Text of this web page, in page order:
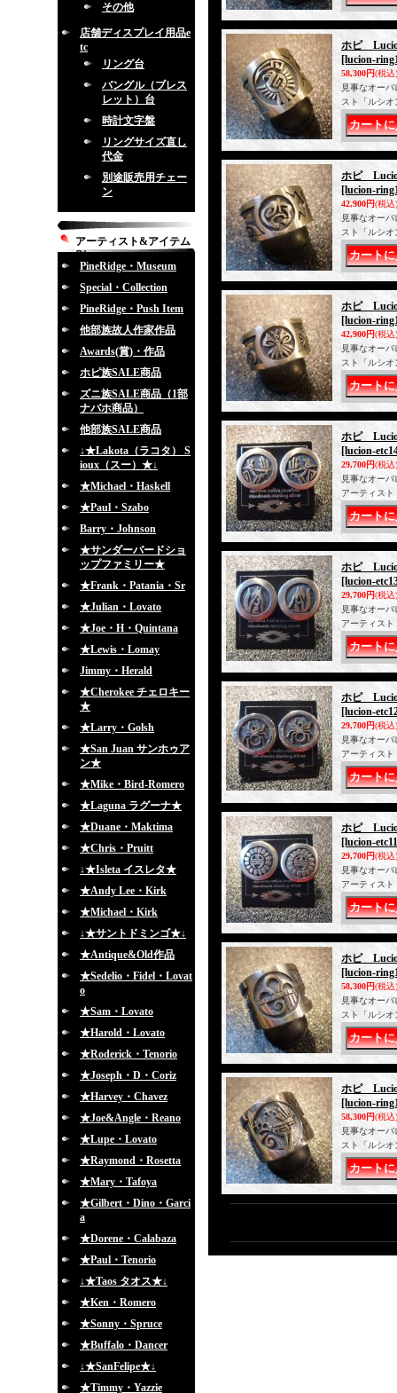
その他
店舗ディスプレイ用品e
tc
リング台
バングル（ブレス
レット）台
時計文字盤
リングサイズ直し
代金
別途販売用チェー
ン
アーティスト&アイテム
別
PineRidge・Museum
Special・Collection
PineRidge・Push Item
他部族故人作家作品
Awards(賞)・作品
ホピ族SALE商品
ズニ族SALE商品（1部
ナバホ商品）
他部族SALE商品
↓★Lakota（ラコタ） S
ioux（スー）★↓
★Michael・Haskell
★Paul・Szabo
Barry・Johnson
★サンダーバードショ
ップファミリー★
★Frank・Patania・Sr
★Julian・Lovato
★Joe・H・Quintana
★Lewis・Lomay
Jimmy・Herald
★Cherokee チェロキー
★
★Larry・Golsh
★San Juan サンホゥア
ン★
★Mike・Bird-Romero
★Laguna ラグーナ★
★Duane・Maktima
★Chris・Pruitt
↓★Isleta イスレタ★
★Andy Lee・Kirk
★Michael・Kirk
↓★サントドミンゴ★↓
★Antique&Old作品
★Sedelio・Fidel・Lovat
o
★Sam・Lovato
★Harold・Lovato
★Roderick・Tenorio
★Joseph・D・Coriz
★Harvey・Chavez
★Joe&Angle・Reano
★Lupe・Lovato
★Raymond・Rosetta
★Mary・Tafoya
★Gilbert・Dino・Garci
a
★Dorene・Calabaza
★Paul・Tenorio
↓★Taos タオス★↓
★Ken・Romero
★Sonny・Spruce
★Buffalo・Dancer
↓★SanFelipe★↓
★Timmy・Yazzie
ホピ
[lucion-
58,300円(税込)
見事なオー
スト「ルシ
ホピ
[lucion-
42,900円(税込)
見事なオー
スト「ルシ
ホピ
[lucion-
42,900円(税込)
見事なオー
スト「ルシ
ホピ
[lucion-
29,700円(税込)
見事なオー
アーティス
ホピ
[lucion-
29,700円(税込)
見事なオー
アーティス
ホピ
[lucion-
29,700円(税込)
見事なオー
アーティス
ホピ
[lucion-
29,700円(税込)
見事なオー
アーティス
ホピ
[lucion-
58,300円(税込)
見事なオー
スト「ルシ
ホピ
[lucion-
58,300円(税込)
見事なオー
スト「ルシ